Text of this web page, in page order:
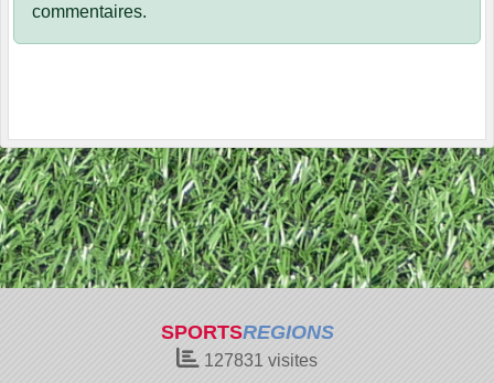
commentaires.
SPORTSREGIONS
127831 visites